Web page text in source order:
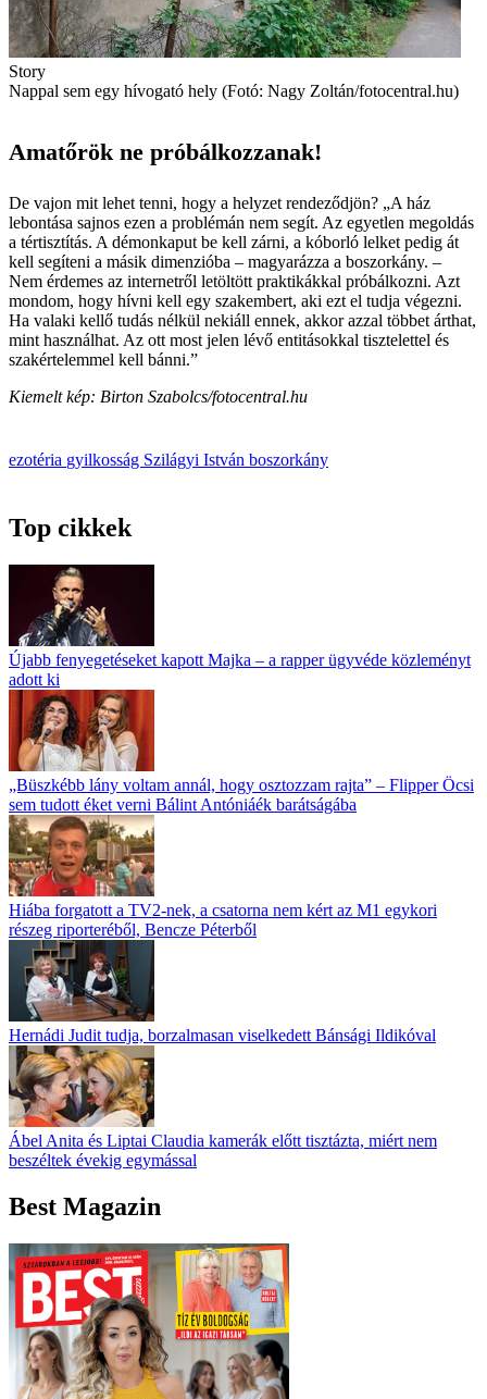
Story
Nappal sem egy hívogató hely (Fotó: Nagy Zoltán/fotocentral.hu)
Amatőrök ne próbálkozzanak!
De vajon mit lehet tenni, hogy a helyzet rendeződjön? „A ház
lebontása sajnos ezen a problémán nem segít. Az egyetlen megoldás
a tértisztítás. A démonkaput be kell zárni, a kóborló lelket pedig át
kell segíteni a másik dimenzióba – magyarázza a boszorkány. –
Nem érdemes az internetről letöltött praktikákkal próbálkozni. Azt
mondom, hogy hívni kell egy szakembert, aki ezt el tudja végezni.
Ha valaki kellő tudás nélkül nekiáll ennek, akkor azzal többet árthat,
mint használhat. Az ott most jelen lévő entitásokkal tisztelettel és
szakértelemmel kell bánni.”
Kiemelt kép: Birton Szabolcs/fotocentral.hu
ezotéria gyilkosság Szilágyi István boszorkány
Top cikkek
Újabb fenyegetéseket kapott Majka – a rapper ügyvéde közleményt
adott ki
„Büszkébb lány voltam annál, hogy osztozzam rajta” – Flipper Öcsi
sem tudott éket verni Bálint Antóniáék barátságába
Hiába forgatott a TV2-nek, a csatorna nem kért az M1 egykori
részeg riporteréből, Bencze Péterből
Hernádi Judit tudja, borzalmasan viselkedett Bánsági Ildikóval
Ábel Anita és Liptai Claudia kamerák előtt tisztázta, miért nem
beszéltek évekig egymással
Best Magazin